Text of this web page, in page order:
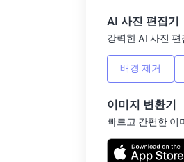
AI 사진 편집기
강력한 AI 사진
배경 제거
이미지 변환기
빠르고 간편한 이